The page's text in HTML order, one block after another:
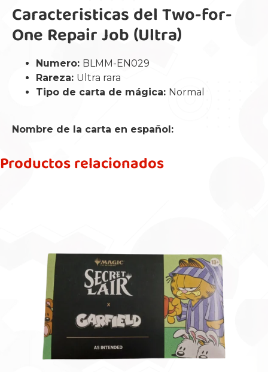
Caracteristicas del Two-for-
One Repair Job (Ultra)
Numero: BLMM-EN029
Rareza: Ultra rara
Tipo de carta de mágica: Normal
Nombre de la carta en español:
Productos relacionados